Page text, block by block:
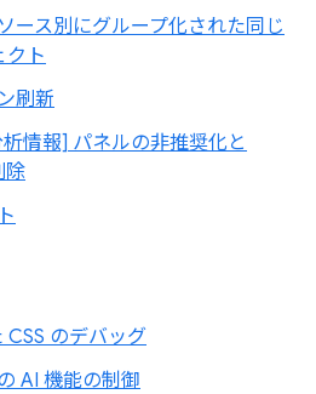
ース別にグループ化された同じ
クト
刷新
情報] パネルの非推奨化と
除
CSS のデバッグ
AI 機能の制御